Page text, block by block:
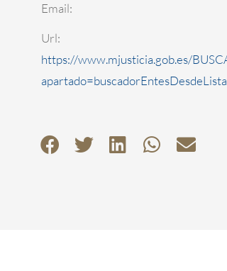
Email:
Url:
https://www.mjusticia.gob.es/